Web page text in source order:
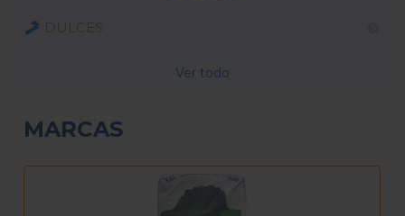
Ver todo
MARCAS